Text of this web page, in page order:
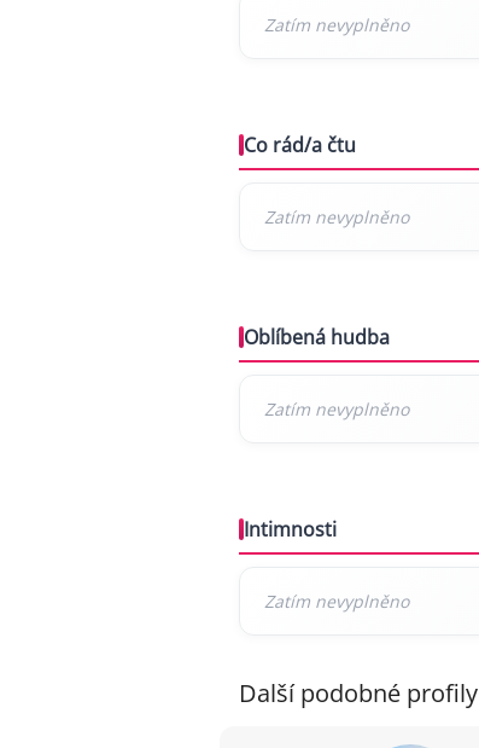
Co rád/a čtu
Oblíbená hudba
Intimnosti
Další podobné profily